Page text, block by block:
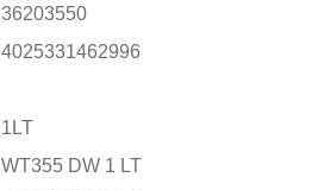
36203550
4025331462996
1LT
WT355 DW 1 LT